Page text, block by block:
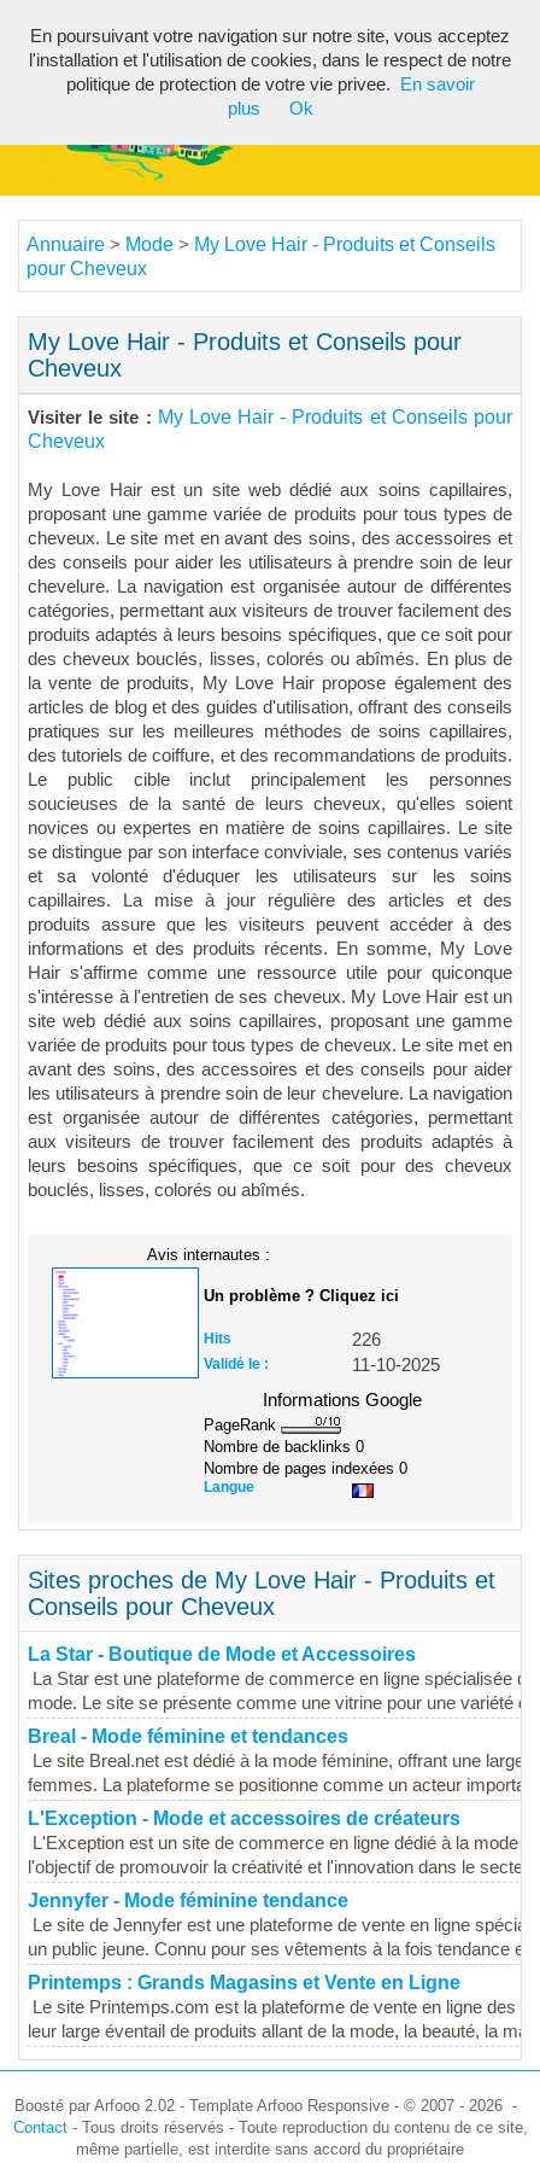
Annuaire > Mode > My Love Hair - Produits et Conseils
pour Cheveux
My Love Hair - Produits et Conseils pour
Cheveux
Visiter le site : My Love Hair - Produits et Conseils pour
Cheveux
My Love Hair est un site web dédié aux soins capillaires,
proposant une gamme variée de produits pour tous types de
cheveux. Le site met en avant des soins, des accessoires et
des conseils pour aider les utilisateurs à prendre soin de leur
chevelure. La navigation est organisée autour de différentes
catégories, permettant aux visiteurs de trouver facilement des
produits adaptés à leurs besoins spécifiques, que ce soit pour
des cheveux bouclés, lisses, colorés ou abîmés. En plus de
la vente de produits, My Love Hair propose également des
articles de blog et des guides d'utilisation, offrant des conseils
pratiques sur les meilleures méthodes de soins capillaires,
des tutoriels de coiffure, et des recommandations de produits.
Le public cible inclut principalement les personnes
soucieuses de la santé de leurs cheveux, qu'elles soient
novices ou expertes en matière de soins capillaires. Le site
se distingue par son interface conviviale, ses contenus variés
et sa volonté d'éduquer les utilisateurs sur les soins
capillaires. La mise à jour régulière des articles et des
produits assure que les visiteurs peuvent accéder à des
informations et des produits récents. En somme, My Love
Hair s'affirme comme une ressource utile pour quiconque
s'intéresse à l'entretien de ses cheveux. My Love Hair est un
site web dédié aux soins capillaires, proposant une gamme
variée de produits pour tous types de cheveux. Le site met en
avant des soins, des accessoires et des conseils pour aider
les utilisateurs à prendre soin de leur chevelure. La navigation
est organisée autour de différentes catégories, permettant
aux visiteurs de trouver facilement des produits adaptés à
leurs besoins spécifiques, que ce soit pour des cheveux
bouclés, lisses, colorés ou abîmés.
Avis internautes :
Un problème ? Cliquez ici
Hits 226
Validé le :
11-10-2025
Informations Google
PageRank
Nombre de backlinks 0
Nombre de pages indexées 0
Langue
Sites proches de My Love Hair - Produits et
Conseils pour Cheveux
La Star - Boutique de Mode et Accessoires
La Star est une plateforme de commerce en ligne spécialisée
mode. Le site se présente comme une vitrine pour une variété
Breal - Mode féminine et tendances
Le site Breal.net est dédié à la mode féminine, offrant une
femmes. La plateforme se positionne comme un acteur
L'Exception - Mode et accessoires de créateurs
L'Exception est un site de commerce en ligne dédié à la mode
l'objectif de promouvoir la créativité et l'innovation dans le
Jennyfer - Mode féminine tendance
Le site de Jennyfer est une plateforme de vente en ligne
un public jeune. Connu pour ses vêtements à la fois tendance et
Printemps : Grands Magasins et Vente en Ligne
Le site Printemps.com est la plateforme de vente en ligne des
leur large éventail de produits allant de la mode, la beauté, la
Boosté par Arfooo 2.02 - Template Arfooo Responsive - © 2007 - 2026 -
Contact- Tous droits réservés - Toute reproduction du contenu de ce site,
même partielle, est interdite sans accord du propriétaire
En poursuivant votre navigation sur notre site, vous acceptez
l'installation et l'utilisation de cookies, dans le respect de notre
politique de protection de votre vie privee.
En savoir
plus
Ok